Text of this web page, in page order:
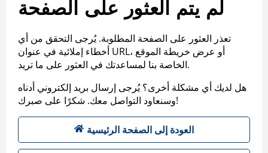
لم يتم العثور على الصفحة
تعذر العثور على الصفحة المطلوبة. يُرجى التحقق من أي
أخطاء إملائية في عنوان URL، أو عرض خريطة الموقع
الخاصة بنا لمساعدتك في العثور على ما تريد.
هل لديك أي مشكلة أخرى؟ يُرجى إرسال بريد إلكتروني أدناه
وسنعاود التواصل معك. شكرًا على صبرك!
العودة إلى الصفحة الرئيسية